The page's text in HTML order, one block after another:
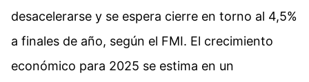
desacelerarse y se espera cierre en torno al 4,5%
a finales de año, según el FMI. El crecimiento
económico para 2025 se estima en un